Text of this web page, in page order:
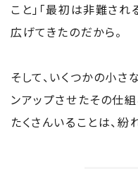
こと」「最初は非難され
広げてきたのだから。
そして、いくつかの小さ
ンアップさせたその仕
たくさんいることは、